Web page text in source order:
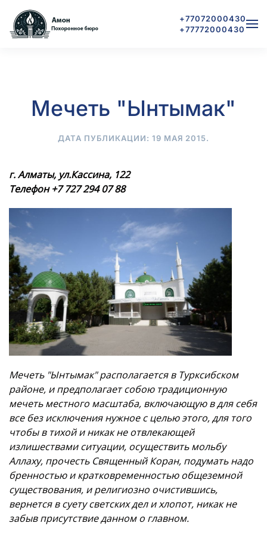
Skip to main content
+77072000430
+77772000430
Мечеть "Ынтымак"
ДАТА ПУБЛИКАЦИИ: 19 МАЯ 2015.
г. Алматы, ул.Кассина, 122
Телефон +7 727 294 07 88
Мечеть "Ынтымак" располагается в Турксибском
районе, и предполагает собою традиционную
мечеть местного масштаба, включающую в для себя
все без исключения нужное с целью этого, для того
чтобы в тихой и никак не отвлекающей
излишествами ситуации, осуществить мольбу
Аллаху, прочесть Священный Коран, подумать надо
бренностью и кратковременностью общеземной
существования, и религиозно очистившись,
вернется в суету светских дел и хлопот, никак не
забыв присутствие данном о главном.